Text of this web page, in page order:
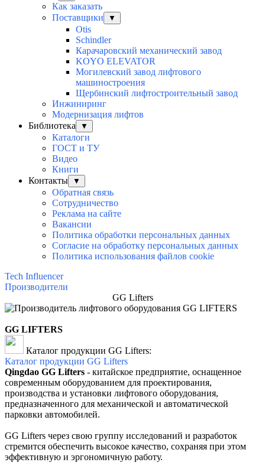
Как заказать
Поставщики
▼
Otis
Schindler
Карачаровский механический завод
KOYO ELEVATOR
Могилевский завод лифтового
машиностроения
Щербинский лифтостроительный завод
Инжиниринг
Модернизация лифтов
Библиотека
▼
Каталоги
ГОСТ и ТУ
Видео
Книги
Контакты
▼
Обратная связь
Сотрудничество
Реклама на сайте
Вакансии
Политика обработки персональных данных
Согласие на обработку персональных данных
Политика использования файлов cookie
Tech Influencer
Производители
GG Lifters
GG LIFTERS
Каталог продукции GG Lifters:
Каталог продукции GG Lifters
Qingdao GG Lifters - китайское предприятие, оснащенное
современным оборудованием для проектирования,
производства и установки лифтового оборудования,
предназначенного для механической и автоматической
парковки автомобилей.
GG Lifters через свою группу исследований и разработок
стремится обеспечить высокое качество, сохраняя при этом
эффективную и эргономичную работу.